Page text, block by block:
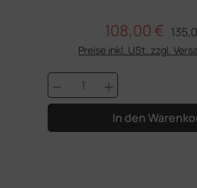
Verkaufspreis:
108,00 €
Preise inkl. USt. zzgl.
Produkt Anzahl:
In den